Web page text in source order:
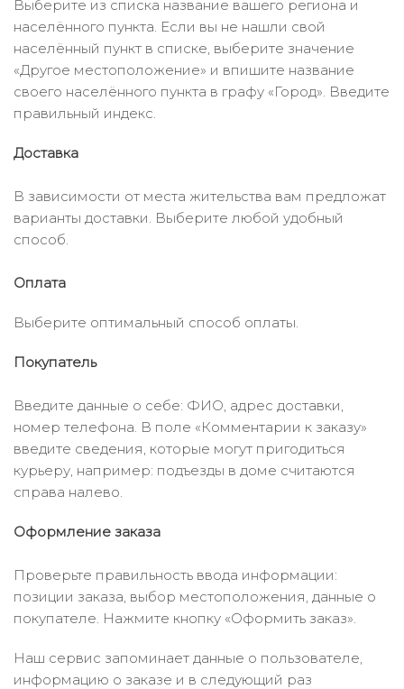
Выберите из списка название вашего региона и
населённого пункта. Если вы не нашли свой
населённый пункт в списке, выберите значение
«Другое местоположение» и впишите название
своего населённого пункта в графу «Город». Введите
правильный индекс.
Доставка
В зависимости от места жительства вам предложат
варианты доставки. Выберите любой удобный
способ.
Оплата
Выберите оптимальный способ оплаты.
Покупатель
Введите данные о себе: ФИО, адрес доставки,
номер телефона. В поле «Комментарии к заказу»
введите сведения, которые могут пригодиться
курьеру, например: подъезды в доме считаются
справа налево.
Оформление заказа
Проверьте правильность ввода информации:
позиции заказа, выбор местоположения, данные о
покупателе. Нажмите кнопку «Оформить заказ».
Наш сервис запоминает данные о пользователе,
информацию о заказе и в следующий раз